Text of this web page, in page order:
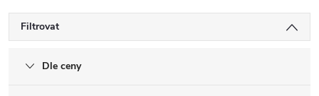
Filtrovat
Dle ceny